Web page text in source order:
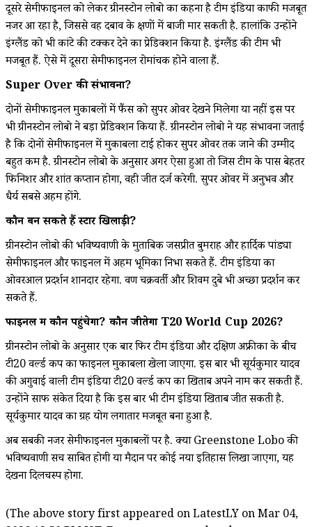
दूसरे सेमीफाइनल को लेकर ग्रीनस्टोन लोबो का कहना है टीम इंडिया काफी मजबूत
नजर आ रहा है, जिससे वह दबाव के क्षणों में बाजी मार सकती है. हालांकि उन्होंने
इंग्लैंड को भी कांटे की टक्कर देने का प्रेडिक्शन किया है. इंग्लैंड की टीम भी
मजबूत हैं. ऐसे में दूसरा सेमीफाइनल रोमांचक होने वाला हैं.
Super Over की संभावना?
दोनों सेमीफाइनल मुकाबलों में फैंस को सुपर ओवर देखने मिलेगा या नहीं इस पर
भी ग्रीनस्टोन लोबो ने बड़ा प्रेडिक्शन किया हैं. ग्रीनस्टोन लोबो ने यह संभावना जताई
है कि दोनों सेमीफाइनल में मुकाबला टाई होकर सुपर ओवर तक जाने की उम्मीद
बहुत कम है. ग्रीनस्टोन लोबो के अनुसार अगर ऐसा हुआ तो जिस टीम के पास बेहतर
फिनिशर और शांत कप्तान होगा, वही जीत दर्ज करेगी. सुपर ओवर में अनुभव और
धैर्य सबसे अहम होंगे.
कौन बन सकते हैं स्टार खिलाड़ी?
ग्रीनस्टोन लोबो की भविष्यवाणी के मुताबिक जसप्रीत बुमराह और हार्दिक पांड्या
सेमीफाइनल और फाइनल में अहम भूमिका निभा सकते हैं. टीम इंडिया का
ओवरआल प्रदर्शन शानदार रहेगा. वरूण चक्रवर्ती और शिवम दुबे भी अच्छा प्रदर्शन कर
सकते हैं.
फाइनल में कौन पहुंचेगा? कौन जीतेगा T20 World Cup 2026?
ग्रीनस्टोन लोबो के अनुसार एक बार फिर टीम इंडिया और दक्षिण अफ्रीका के बीच
टी20 वर्ल्ड कप का फाइनल मुकाबला खेला जाएगा. इस बार भी सूर्यकुमार यादव
की अगुवाई वाली टीम इंडिया टी20 वर्ल्ड कप का खिताब अपने नाम कर सकती हैं.
उन्होंने साफ संकेत दिया है कि इस बार भी टीम इंडिया खिताब जीत सकती है.
सूर्यकुमार यादव का ग्रह योग लगातार मजबूत बना हुआ है.
अब सबकी नजर सेमीफाइनल मुकाबलों पर है. क्या Greenstone Lobo की
भविष्यवाणी सच साबित होगी या मैदान पर कोई नया इतिहास लिखा जाएगा, यह
देखना दिलचस्प होगा.
(The above story first appeared on LatestLY on Mar 04,